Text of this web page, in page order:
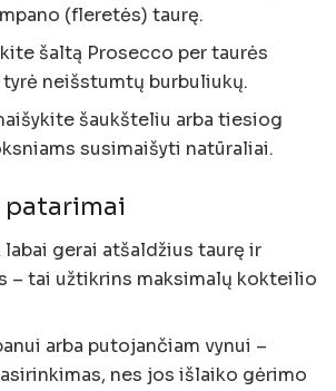
(fleretės) taurę.
šaltą Prosecco per taurės
neišstumtų burbuliukų.
šaukšteliu arba tiesiog
susimaišyti natūraliai.
patarimai
gerai atšaldžius taurę ir
– tai užtikrins maksimalų kokteilio
arba putojančiam vynui –
nes jos išlaiko gėrimo